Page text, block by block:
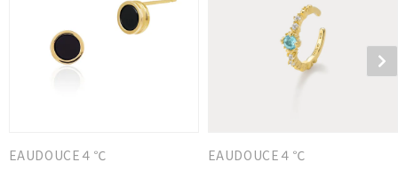
EAUDOUCE４℃ EAUDOUCE４℃